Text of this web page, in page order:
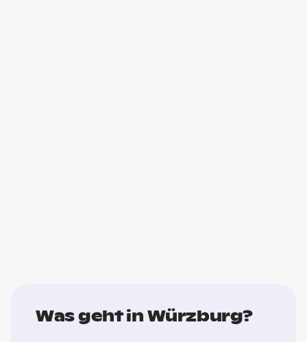
Was geht in Würzburg?